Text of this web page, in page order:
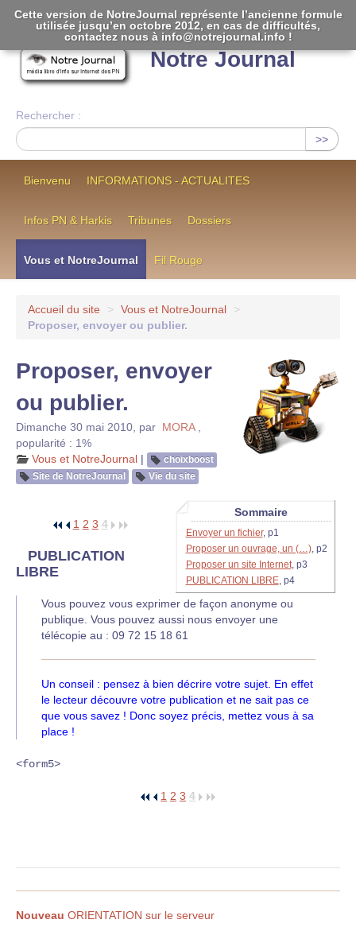
Notre Journal
Rechercher :
>>
Bienvenu INFORMATIONS - ACTUALITES
Infos PN & Harkis Tribunes Dossiers
Vous et NotreJournal Fil Rouge
Accueil du site > Vous et NotreJournal
>
Proposer, envoyer ou publier.
Proposer, envoyer
ou publier.
Dimanche 30 mai 2010 par MORA
popularité : 1%
Vous et NotreJournal |
choixboost
Site de NotreJournal
Vie du site
Sommaire
Envoyer un fichier, p1
Proposer un ouvrage, un (…), p2
Proposer un site Internet, p3
PUBLICATION LIBRE, p4
1 2 3 4
PUBLICATION
LIBRE
Vous pouvez vous exprimer de façon anonyme ou
publique. Vous pouvez aussi nous envoyer une
télécopie au : 09 72 15 18 61
Un conseil : pensez à bien décrire votre sujet. En effet
le lecteur découvre votre publication et ne sait pas ce
que vous savez ! Donc soyez précis, mettez vous à sa
place !
<form5>
1 2 3 4
Nouveau ORIENTATION sur le serveur
Cette version de NotreJournal représente l’ancienne formule
utilisée jusqu’en octobre 2012, en cas de difficultés,
contactez nous à info@notrejournal.info !